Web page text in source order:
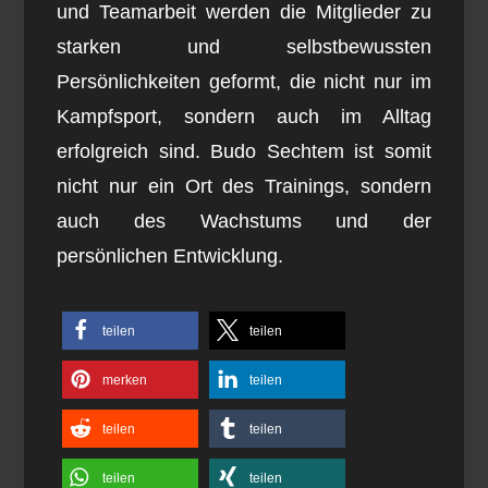
und Teamarbeit werden die Mitglieder zu
starken und selbstbewussten
Persönlichkeiten geformt, die nicht nur im
Kampfsport, sondern auch im Alltag
erfolgreich sind. Budo Sechtem ist somit
nicht nur ein Ort des Trainings, sondern
auch des Wachstums und der
persönlichen Entwicklung.
teilen teilen
merken teilen
teilen teilen
teilen teilen